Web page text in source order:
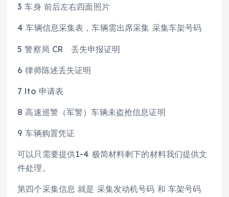
3 车身 前后左右四面照片
4 车辆信息采集表，车辆需出席采集 采集车架号码
5 警察局 CR 丢失申报证明
6 律师陈述丢失证明
7 lto 申请表
8 高速巡警（军警）车辆未盗抢信息证明
9 车辆购置凭证
可以只需要提供1-4 极简材料剩下的材料我们提供文
件处理。
第四个采集信息 就是 采集发动机号码 和 车架号码